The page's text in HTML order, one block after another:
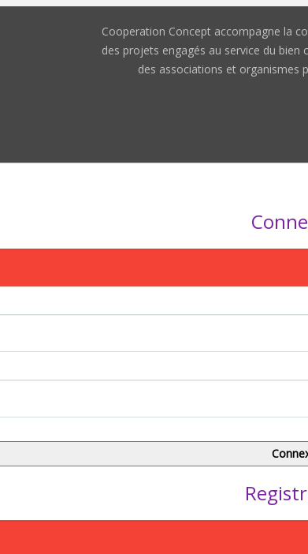
Cooperation Concept accompagne la
des projets engagés au service du bien
des associations et organismes